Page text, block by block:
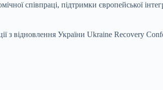
співпраці, підтримки європейської
з відновлення України Ukraine Recovery